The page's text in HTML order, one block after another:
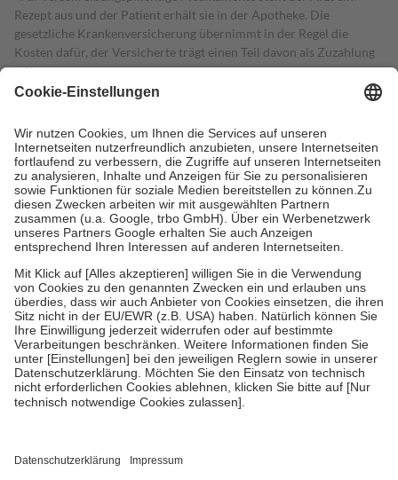
Rezept aus und der Patient erhält sie in der Apotheke. Die
gesetzliche Krankenversicherung übernimmt in der Regel die
Kosten dafür, der Versicherte trägt einen Teil davon als Zuzahlung
mit.
Grundsätzlich leisten Mitglieder Zuzahlungen in Höhe von zehn
höchstens zehn Euro.
Es sind jedoch nie mehr als die tatsächlichen
Kosten der Leistung zu entrichten.
Diese Regeln gelten grundsätzlich auch für Online-Apotheken.
Bei Heilmitteln und häuslicher Krankenpflege beträgt die
Zuzahlung zehn Prozent der Kosten sowie zehn Euro je
Verordnung.
Um das Engagement der Versicherten für ihre eigene Gesundheit zu
stärken und die besondere Stellung der Familie zu unterstützen,
fallenkeine Zuzahlungenan bei:
• Kindern und Jugendlichen bis zum vollendeten 18. Lebensjahr
mit Ausnahme der Fahrkosten
• Untersuchungen zur Vorsorge und Früherkennung, die von der
GKV getragen werden
• empfohlenen Schutzimpfungen
• Harn- und Blutteststreifen
getroffen, um sicherzustellen, dass es sich um echte Bewertungen